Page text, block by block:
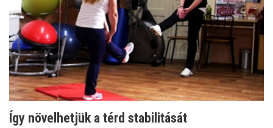
Így növelhetjük a térd stabilitását